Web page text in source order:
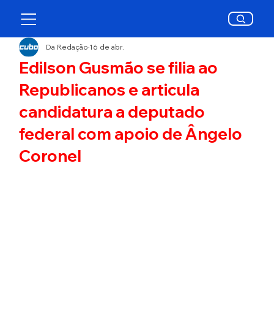
Edilson Gusmão se filia ao
Republicanos e articula
candidatura a deputado
federal com apoio de Ângelo
Coronel
Da Redação16 de abr.